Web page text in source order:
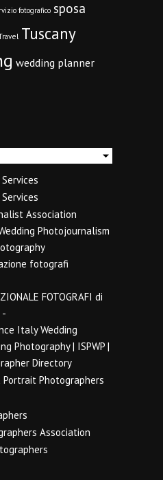
fotografico sposa
Tuscany
wedding planner